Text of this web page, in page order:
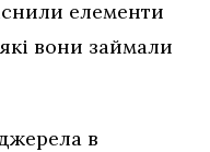
елементи
вони займали
в